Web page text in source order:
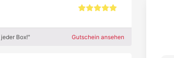
Box!" Gutschein ansehen